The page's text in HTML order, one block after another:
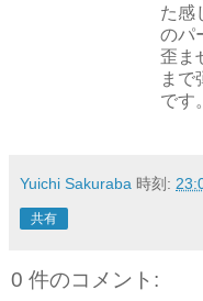
た感
のパ
歪ま
まで
です。
Yuichi Sakuraba 時刻:
共有
0 件のコメント: